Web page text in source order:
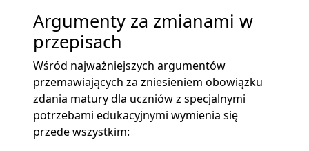
Argumenty za zmianami w
przepisach
Wśród najważniejszych argumentów
przemawiających za zniesieniem obowiązku
zdania matury dla uczniów z specjalnymi
potrzebami edukacyjnymi wymienia się
przede wszystkim: